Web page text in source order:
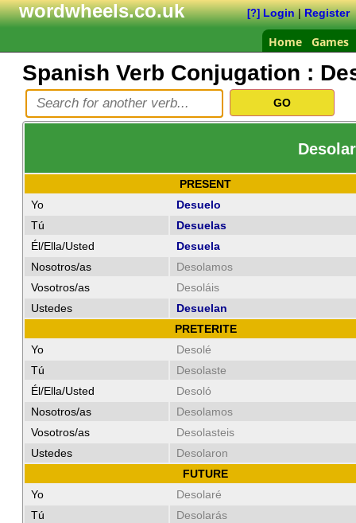
wordwheels.co.uk [?] Login|Register
Home Games
Spanish Verb Conjugation :
PRESENT
Yo
Desuelo
Tú
Desuelas
Él/Ella/Usted
Desuela
Nosotros/as
Desolamos
Vosotros/as
Desoláis
Ustedes
Desuelan
PRETERITE
Yo
Desolé
Tú
Desolaste
Él/Ella/Usted
Desoló
Nosotros/as
Desolamos
Vosotros/as
Desolasteis
Ustedes
Desolaron
FUTURE
Yo
Desolaré
Tú
Desolarás